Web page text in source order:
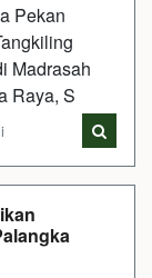
Pekan
Madrasah
Raya, S